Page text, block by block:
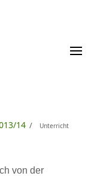
14 /
Unterricht
von der